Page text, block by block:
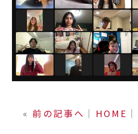
« 前の記事へ │ HOME │